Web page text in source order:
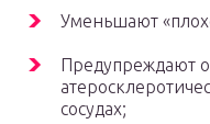
Уменьшают
Предупреждают
сосудах;